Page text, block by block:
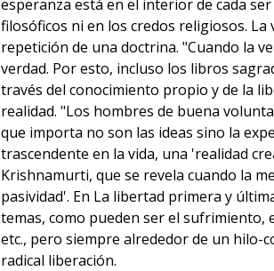
esperanza está en el interior de cada
filosóficos ni en los credos religiosos. La
repetición de una doctrina. "Cuando la
verdad. Por esto, incluso los libros
través del conocimiento propio y de la
realidad. "Los hombres de buena
que importa no son las ideas sino la
trascendente en la vida, una 'realidad
Krishnamurti, que se revela cuando la
pasividad'. En La libertad primera y
temas, como pueden ser el sufrimiento,
etc., pero siempre alrededor de un hilo-
radical liberación.